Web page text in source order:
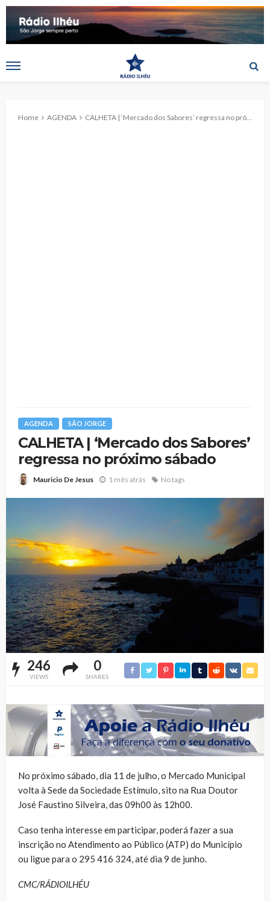
Home AGENDA CALHETA | ‘Mercado dos Sabores’ regressa no próximo sábado
AGENDA SÃO JORGE
CALHETA | ‘Mercado dos Sabores’
regressa no próximo sábado
Mauricio De Jesus 1 mês atrás No tags
246
VIEWS
0
SHARES
No próximo sábado, dia 11 de julho, o Mercado Municipal
volta à Sede da Sociedade Estímulo, sito na Rua Doutor
José Faustino Silveira, das 09h00 às 12h00.
Caso tenha interesse em participar, poderá fazer a sua
inscrição no Atendimento ao Público (ATP) do Município
ou ligue para o 295 416 324, até dia 9 de junho.
CMC/RÁDIOILHÉU